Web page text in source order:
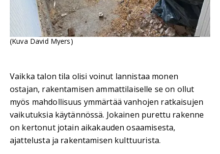
(Kuva David Myers)
Vaikka talon tila olisi voinut lannistaa monen
ostajan, rakentamisen ammattilaiselle se on ollut
myös mahdollisuus ymmärtää vanhojen ratkaisujen
vaikutuksia käytännössä. Jokainen purettu rakenne
on kertonut jotain aikakauden osaamisesta,
ajattelusta ja rakentamisen kulttuurista.